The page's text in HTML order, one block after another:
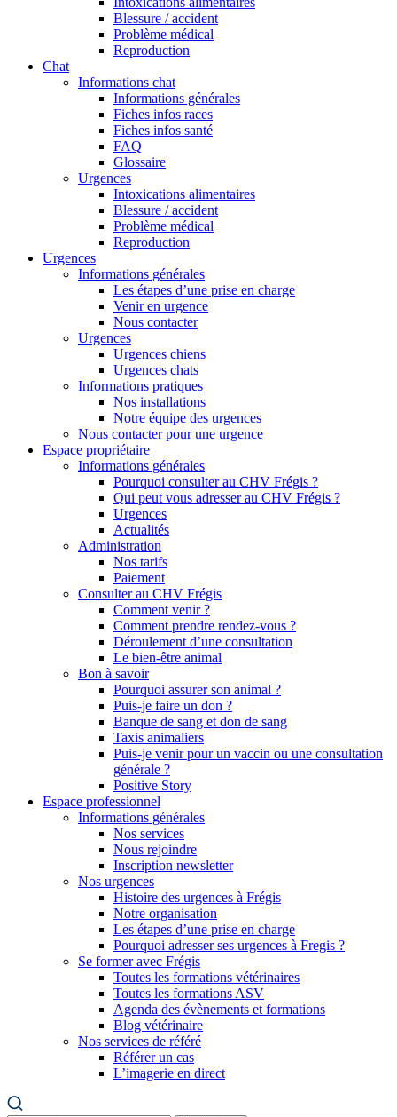
Blessure / accident
Problème médical
Reproduction
Chat
Informations chat
Informations générales
Fiches infos races
Fiches infos santé
FAQ
Glossaire
Urgences
Intoxications alimentaires
Blessure / accident
Problème médical
Reproduction
Urgences
Informations générales
Les étapes d’une prise en charge
Venir en urgence
Nous contacter
Urgences
Urgences chiens
Urgences chats
Informations pratiques
Nos installations
Notre équipe des urgences
Nous contacter pour une urgence
Espace propriétaire
Informations générales
Pourquoi consulter au CHV Frégis ?
Qui peut vous adresser au CHV Frégis ?
Urgences
Actualités
Administration
Nos tarifs
Paiement
Consulter au CHV Frégis
Comment venir ?
Comment prendre rendez-vous ?
Déroulement d’une consultation
Le bien-être animal
Bon à savoir
Pourquoi assurer son animal ?
Puis-je faire un don ?
Banque de sang et don de sang
Taxis animaliers
Puis-je venir pour un vaccin ou une consultation
générale ?
Positive Story
Espace professionnel
Informations générales
Nos services
Nous rejoindre
Inscription newsletter
Nos urgences
Histoire des urgences à Frégis
Notre organisation
Les étapes d’une prise en charge
Pourquoi adresser ses urgences à Fregis ?
Se former avec Frégis
Toutes les formations vétérinaires
Toutes les formations ASV
Agenda des évènements et formations
Blog vétérinaire
Nos services de référé
Référer un cas
L’imagerie en direct